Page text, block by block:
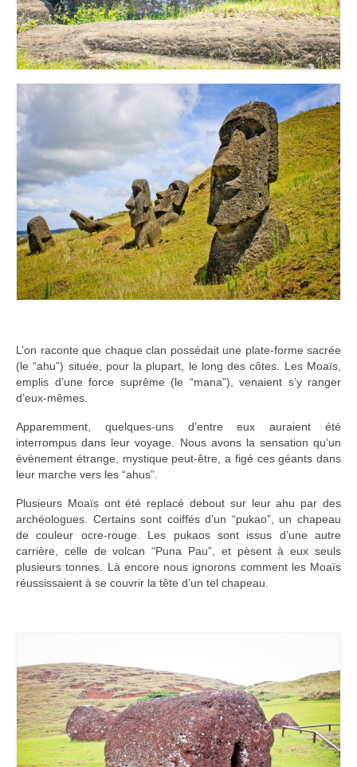
L’on raconte que chaque clan possédait une plate-forme sacrée
(le “ahu”) située, pour la plupart, le long des côtes. Les Moaïs,
emplis d’une force suprême (le “mana”), venaient s’y ranger
d’eux-mêmes.
Apparemment, quelques-uns d’entre eux auraient été
interrompus dans leur voyage. Nous avons la sensation qu’un
évènement étrange, mystique peut-être, a figé ces géants dans
leur marche vers les “ahus”.
Plusieurs Moaïs ont été replacé debout sur leur ahu par des
archéologues. Certains sont coiffés d’un “pukao”, un chapeau
de couleur ocre-rouge. Les pukaos sont issus d’une autre
carrière, celle de volcan “Puna Pau”, et pèsent à eux seuls
plusieurs tonnes. Là encore nous ignorons comment les Moaïs
réussissaient à se couvrir la tête d’un tel chapeau.